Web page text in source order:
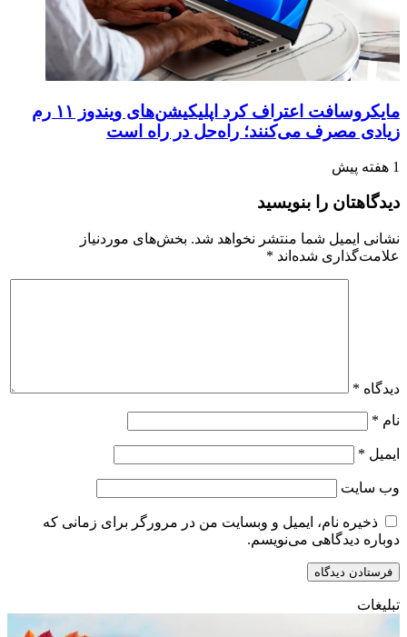
مایکروسافت اعتراف کرد اپلیکیشن‌های ویندوز ۱۱ رم
زیادی مصرف می‌کنند؛ راه‌حل در راه است
1 هفته پیش
دیدگاهتان را بنویسید
نشانی ایمیل شما منتشر نخواهد شد. بخش‌های موردنیاز
علامت‌گذاری شده‌اند *
دیدگاه *
نام *
ایمیل *
وب‌ سایت
ذخیره نام، ایمیل و وبسایت من در مرورگر برای زمانی که
دوباره دیدگاهی می‌نویسم.
تبلیغات